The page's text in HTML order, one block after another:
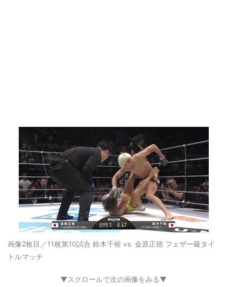
画像2枚目／11枚第10試合 鈴木千裕 vs. 金原正徳 フェザー級タイ
トルマッチ
▼スクロールで次の画像をみる▼